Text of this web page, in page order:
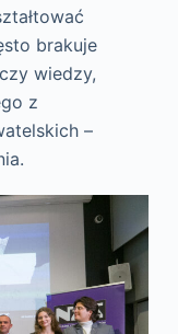
brakuje
wiedzy,
z
–